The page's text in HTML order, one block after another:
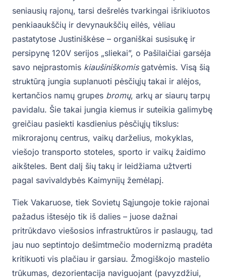
seniausių rajonų, tarsi dešrelės tvarkingai išrikiuotos
penkiaaukščių ir devynaukščių eilės, vėliau
pastatytose Justiniškėse – organiškai susisukę ir
persipynę 120V serijos „sliekai”, o Pašilaičiai garsėja
savo neįprastomis kiaušiniškomisgatvėmis. Visą šią
struktūrą jungia suplanuoti pėsčiųjų takai ir alėjos,
kertančios namų grupes bromų, arkų ar siaurų tarpų
pavidalu. Šie takai jungia kiemus ir suteikia galimybę
greičiau pasiekti kasdienius pėsčiųjų tikslus:
mikrorajonų centrus, vaikų darželius, mokyklas,
viešojo transporto stoteles, sporto ir vaikų žaidimo
aikšteles. Bent dalį šių takų ir leidžiama užtverti
pagal savivaldybės Kaimynijų žemėlapį.
Tiek Vakaruose, tiek Sovietų Sąjungoje tokie rajonai
pažadus ištesėjo tik iš dalies – juose dažnai
pritrūkdavo viešosios infrastruktūros ir paslaugų, tad
jau nuo septintojo dešimtmečio modernizmą pradėta
kritikuoti vis plačiau ir garsiau. Žmogiškojo mastelio
trūkumas, dezorientacija naviguojant (pavyzdžiui,